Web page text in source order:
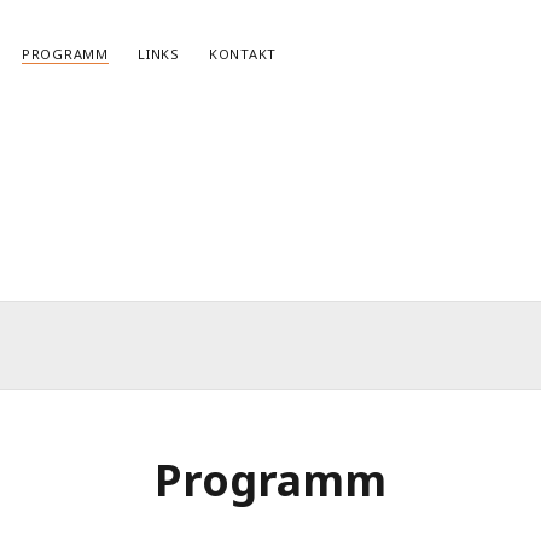
PROGRAMM LINKS KONTAKT
Programm